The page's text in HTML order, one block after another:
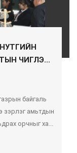
ЧИГЛЭ...
байгаль
зэрлэг амьтдын
орчныг ха...